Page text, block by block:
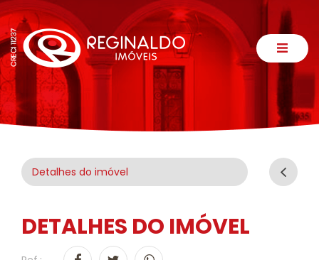
Detalhes do imóvel
DETALHES DO IMÓVEL